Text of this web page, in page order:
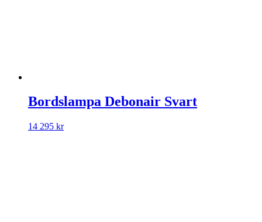
Bordslampa Debonair Svart
14 295 kr